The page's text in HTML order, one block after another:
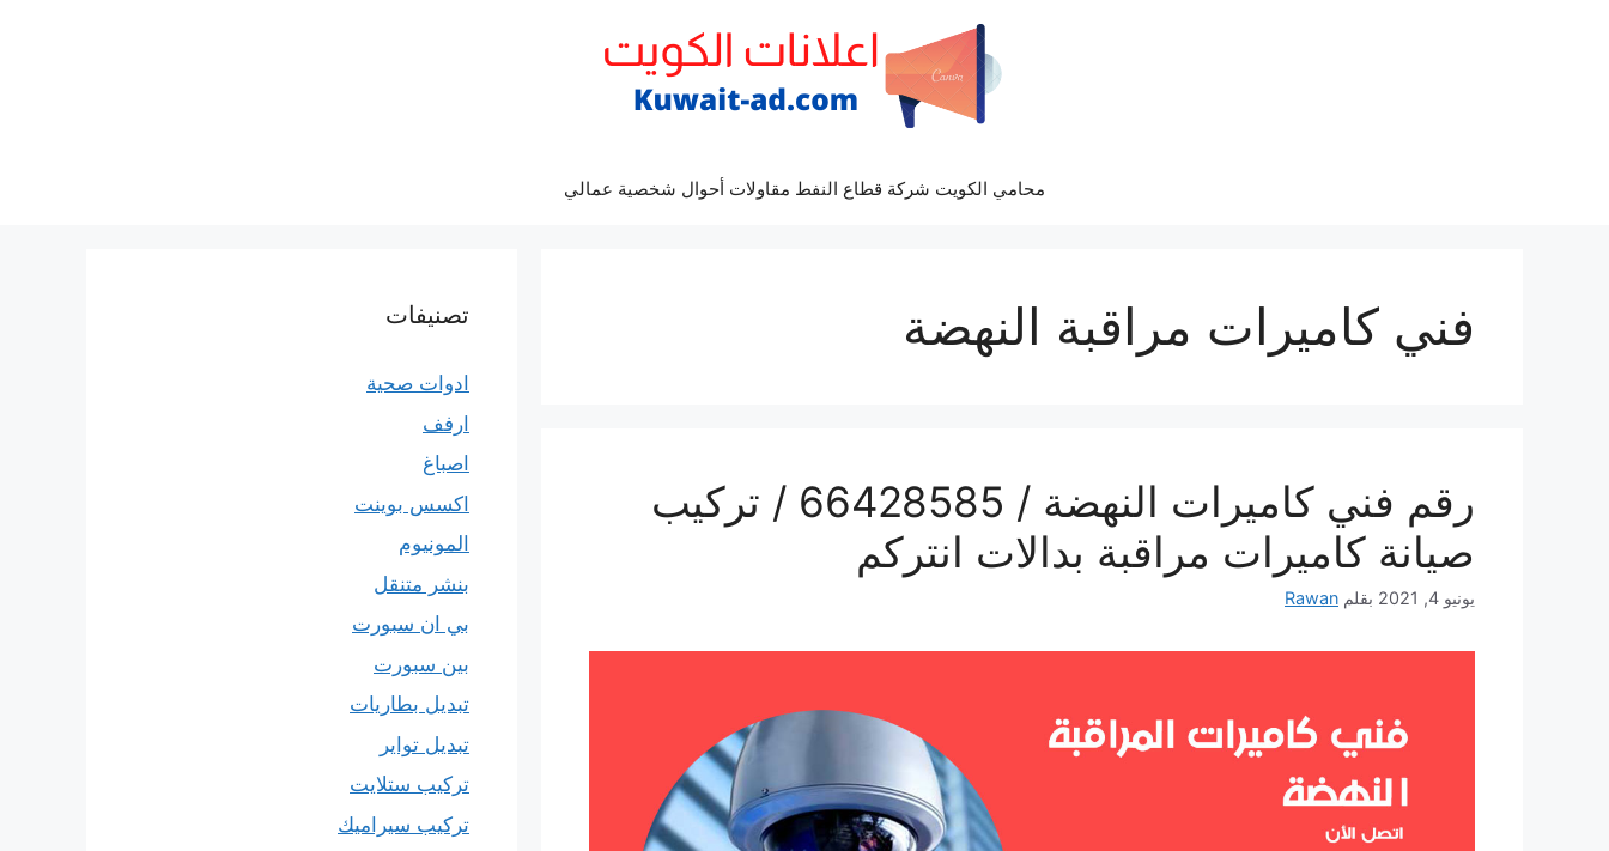
محامي الكويت شركة قطاع النفط مقاولات أحوال شخصية عمالي
فني كاميرات مراقبة النهضة
رقم فني كاميرات النهضة / 66428585 / تركيب
صيانة كاميرات مراقبة بدالات انتركم
يونيو 4, 2021 بقلم Rawan
تصنيفات
ادوات صحية
ارفف
اصباغ
اكسس بوينت
المونيوم
بنشر متنقل
بي ان سبورت
بين سبورت
تبديل بطاريات
تبديل تواير
تركيب ستلايت
تركيب سيراميك